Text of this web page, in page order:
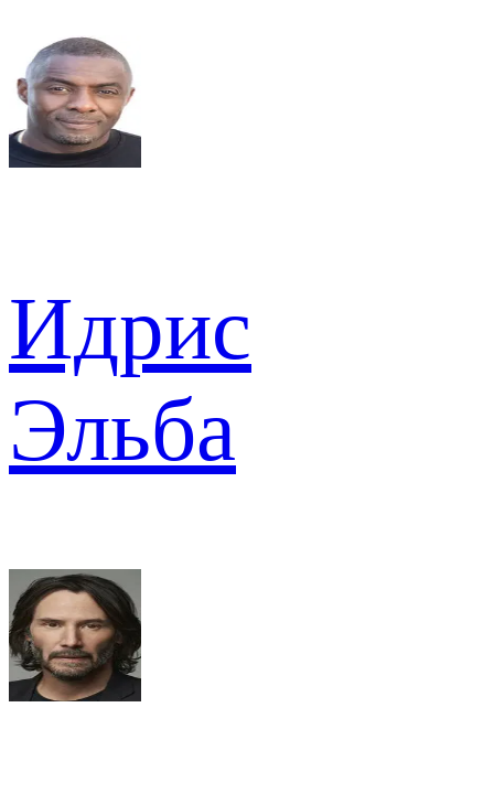
Идрис
Эльба